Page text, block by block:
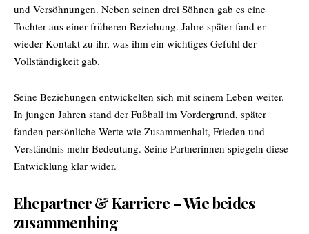
und Versöhnungen. Neben seinen drei Söhnen gab es eine
Tochter aus einer früheren Beziehung. Jahre später fand er
wieder Kontakt zu ihr, was ihm ein wichtiges Gefühl der
Vollständigkeit gab.
Seine Beziehungen entwickelten sich mit seinem Leben weiter.
In jungen Jahren stand der Fußball im Vordergrund, später
fanden persönliche Werte wie Zusammenhalt, Frieden und
Verständnis mehr Bedeutung. Seine Partnerinnen spiegeln diese
Entwicklung klar wider.
Ehepartner & Karriere – Wie beides
zusammenhing